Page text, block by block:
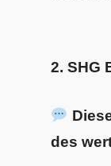
2. SHG
des